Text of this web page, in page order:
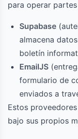
para operar
Supabase
almacena
boletín
EmailJS
formulario de
enviados a
Estos
bajo sus propios